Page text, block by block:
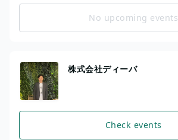
No upcoming events
株式会社ディーバ
Check events